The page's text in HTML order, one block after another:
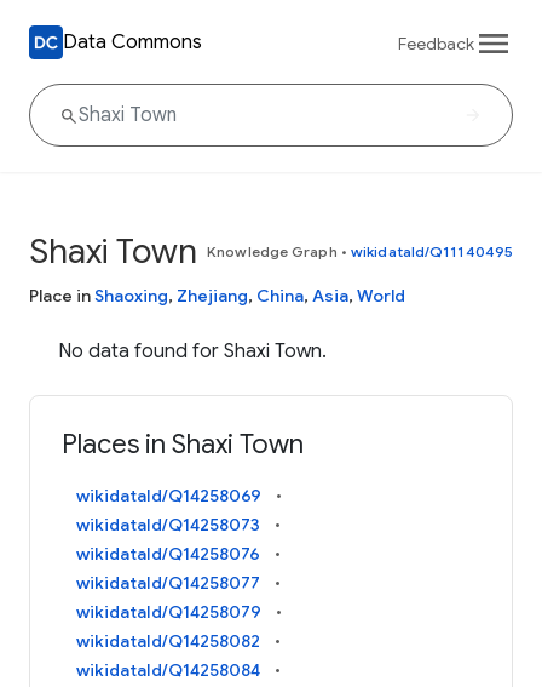
Data Commons Feedback
Shaxi Town Knowledge Graph • wikidataId/Q11140495
Place inShaoxing, Zhejiang, China, Asia, World
No data found for Shaxi Town.
Places in Shaxi Town
wikidataId/Q14258069
wikidataId/Q14258073
wikidataId/Q14258076
wikidataId/Q14258077
wikidataId/Q14258079
wikidataId/Q14258082
wikidataId/Q14258084